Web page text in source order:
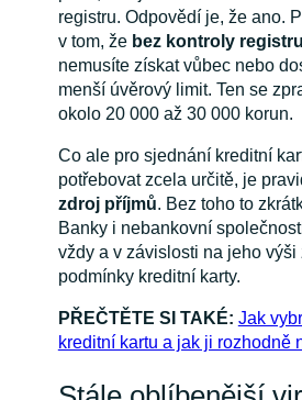
registru. Odpovědí je, že ano.
v tom, že bez kontroly registru
nemusíte získat vůbec nebo
menší úvěrový limit. Ten se
okolo 20 000 až 30 000 korun.
Co ale pro sjednání kreditní
potřebovat zcela určitě, je
zdroj příjmů. Bez toho to
Banky i nebankovní
vždy a v závislosti na jeho výši
podmínky kreditní karty.
PŘEČTĚTE SI TAKÉ: Jak
kreditní kartu a jak ji rozhodně